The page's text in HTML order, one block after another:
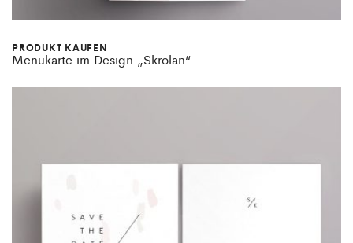
PRODUKT KAUFEN
Menükarte im Design „Skrolan“